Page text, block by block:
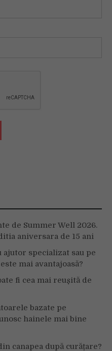
de Summer Well 2026.
aniversara de 15 ani
specializat sau pe
mai avantajoasă?
fi cea mai reușită de
bazate pe
hainele mai bine
canapea după curățare?